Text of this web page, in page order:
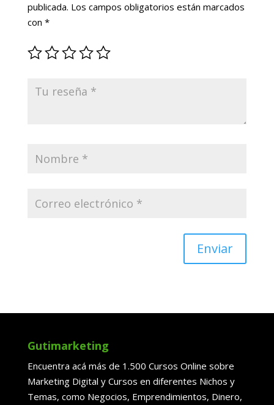
publicada. Los campos obligatorios están marcados
con *
Enviar
Gutimarketing
Encuentra acá más de 1.500 Cursos Online sobre
Marketing Digital y Cursos en diferentes Nichos y
Temas, como Negocios, Emprendimientos, Dinero,